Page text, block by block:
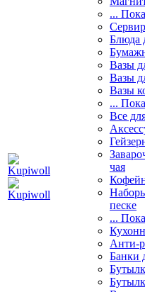
...
Блюда
Вазы
Вазы
Вазы
...
Все
чая
песке
...
Анти-
Банки